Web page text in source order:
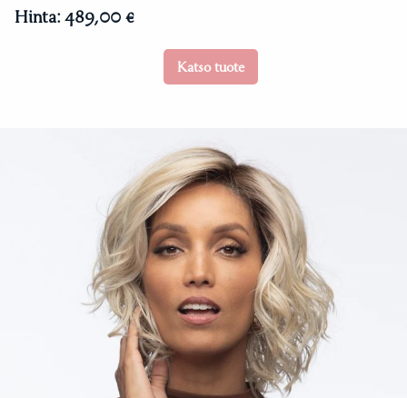
Hinta: 489,00 €
Katso tuote